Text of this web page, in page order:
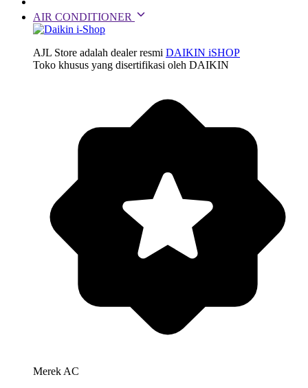
AIR CONDITIONER
AJL Store adalah dealer resmi DAIKIN iSHOP
Toko khusus yang disertifikasi oleh DAIKIN
Merek AC